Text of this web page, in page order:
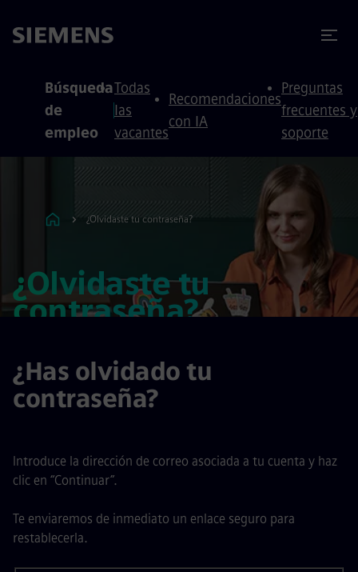
Búsqueda
de
empleo
Todas
las
vacantes
Recomendaciones
con IA
Preguntas
frecuentes y
soporte
¿Olvidaste tu contraseña?
¿Olvidaste tu
contraseña?
¿Has olvidado tu
contraseña?
Introduce la dirección de correo asociada a tu cuenta y haz
clic en “Continuar”.
Te enviaremos de inmediato un enlace seguro para
restablecerla.